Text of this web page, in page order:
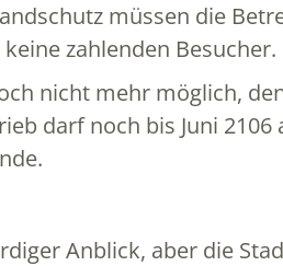
müssen die
zahlenden Besucher.
nicht mehr möglich,
darf noch bis Juni
Anblick, aber die